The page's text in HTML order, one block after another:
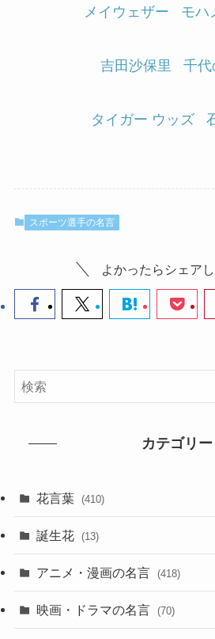
メイウェザー モハ
吉田沙保里 千代
タイガー ウッズ
スポーツ選手の名言
よかったらシェアし
カテゴリー
花言葉 (410)
誕生花 (13)
アニメ・漫画の名言 (418)
映画・ドラマの名言 (70)